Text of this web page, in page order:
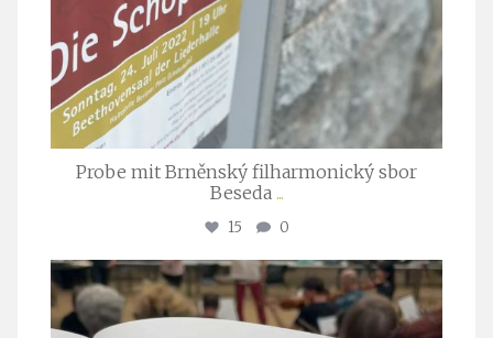
Probe mit Brněnský filharmonický sbor
Beseda ...
15 0
stuttgarter_oratorienchor
Juli 23